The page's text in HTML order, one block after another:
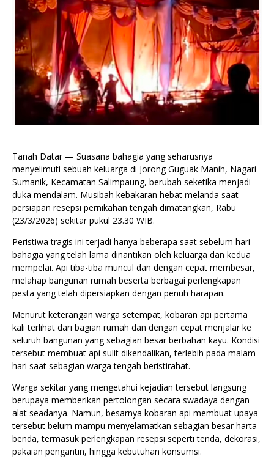
Tanah Datar — Suasana bahagia yang seharusnya
menyelimuti sebuah keluarga di Jorong Guguak Manih, Nagari
Sumanik, Kecamatan Salimpaung, berubah seketika menjadi
duka mendalam. Musibah kebakaran hebat melanda saat
persiapan resepsi pernikahan tengah dimatangkan, Rabu
(23/3/2026) sekitar pukul 23.30 WIB.
Peristiwa tragis ini terjadi hanya beberapa saat sebelum hari
bahagia yang telah lama dinantikan oleh keluarga dan kedua
mempelai. Api tiba-tiba muncul dan dengan cepat membesar,
melahap bangunan rumah beserta berbagai perlengkapan
pesta yang telah dipersiapkan dengan penuh harapan.
Menurut keterangan warga setempat, kobaran api pertama
kali terlihat dari bagian rumah dan dengan cepat menjalar ke
seluruh bangunan yang sebagian besar berbahan kayu. Kondisi
tersebut membuat api sulit dikendalikan, terlebih pada malam
hari saat sebagian warga tengah beristirahat.
Warga sekitar yang mengetahui kejadian tersebut langsung
berupaya memberikan pertolongan secara swadaya dengan
alat seadanya. Namun, besarnya kobaran api membuat upaya
tersebut belum mampu menyelamatkan sebagian besar harta
benda, termasuk perlengkapan resepsi seperti tenda, dekorasi,
pakaian pengantin, hingga kebutuhan konsumsi.